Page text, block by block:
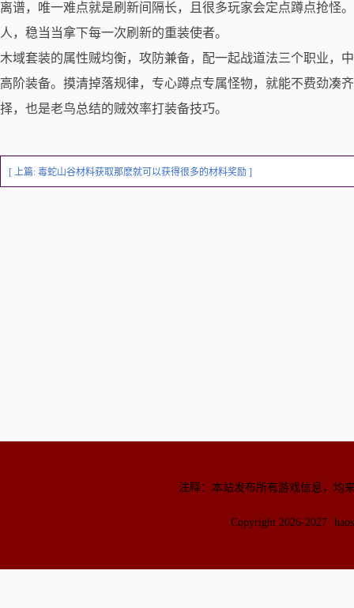
离谱，唯一难点就是刷新间隔长，且很多玩家会定点蹲点抢怪
人，稳当当拿下每一次刷新的重装使者。
木域套装的属性贼均衡，攻防兼备，配一起战道法三个职业，
高阶装备。摸清掉落规律，专心蹲点专属怪物，就能不费劲凑
择，也是老鸟总结的贼效率打装备技巧。
[ 上篇: 毒蛇山谷材料获取那麽就可以获得很多的材料奖励 ]
注释：本站发布所有游戏信息，均
Copyright 2026-2027